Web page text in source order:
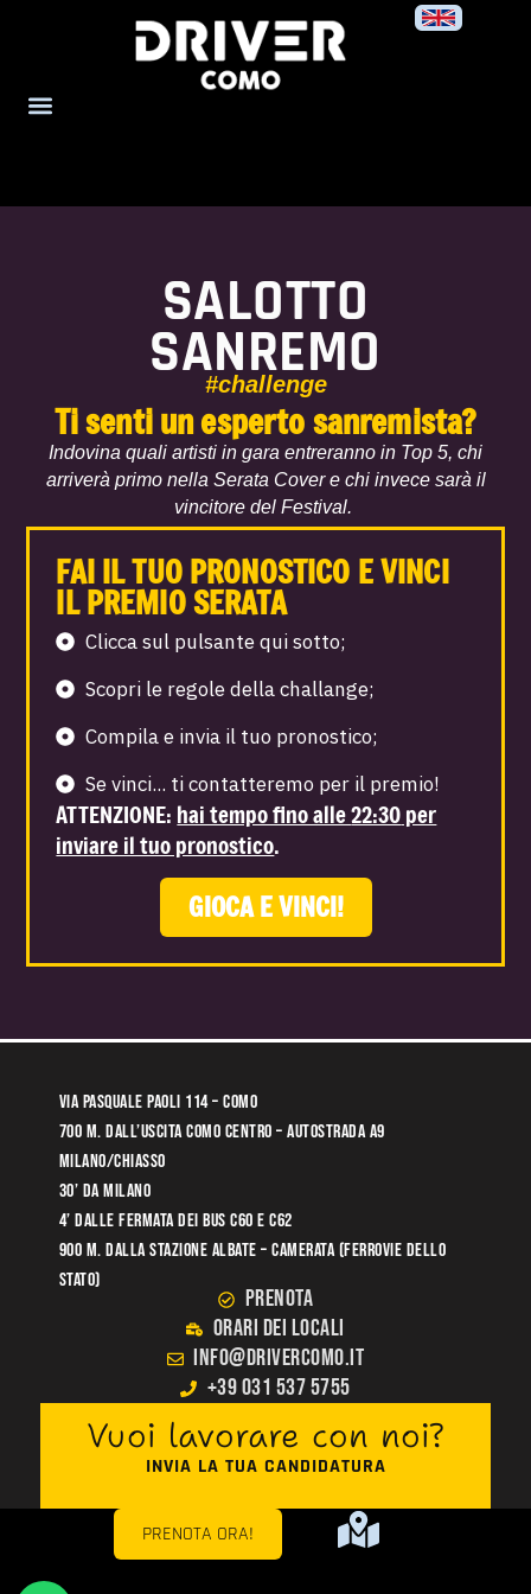
PRENOTA ORA!
SALOTTO
SANREMO
#challenge
Ti senti un esperto sanremista?
Indovina quali artisti in gara entreranno in Top 5, chi
arriverà primo nella Serata Cover e chi invece sarà il
vincitore del Festival.
FAI IL TUO PRONOSTICO E VINCI
IL PREMIO SERATA
Clicca sul pulsante qui sotto;
Scopri le regole della challange;
Compila e invia il tuo pronostico;
Se vinci... ti contatteremo per il premio!
ATTENZIONE: hai tempo fino alle22:30 per
inviare il tuo pronostico.
GIOCA E VINCI!
Via Pasquale Paoli 114 – Como
700 m. dall’uscita COMO CENTRO – Autostrada A9
Milano/Chiasso
30’ da Milano
4’ dalle fermata dei bus C60 e C62
900 m. dalla stazione Albate – Camerata (Ferrovie dello
stato)
PRENOTA
ORARI DEI LOCALI
info@drivercomo.it
+39 031 537 5755
Vuoi lavorare con noi?
INVIA LA TUA CANDIDATURA